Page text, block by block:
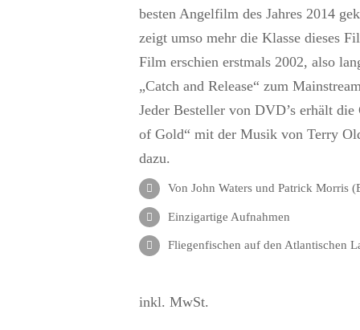
besten Angelfilm des Jahres 2014
zeigt umso mehr die Klasse dieses
Film erschien erstmals 2002, also
„Catch and Release“ zum
Jeder Besteller von DVD’s erhält
of Gold“ mit der Musik von Terry
dazu.
Von John Waters und Patrick Morris
Einzigartige Aufnahmen
Fliegenfischen auf den Atlantischen
inkl. MwSt.